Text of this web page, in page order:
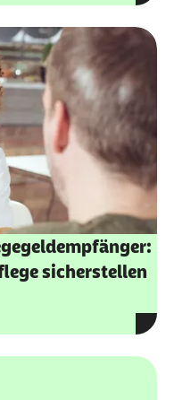
sicherstellen